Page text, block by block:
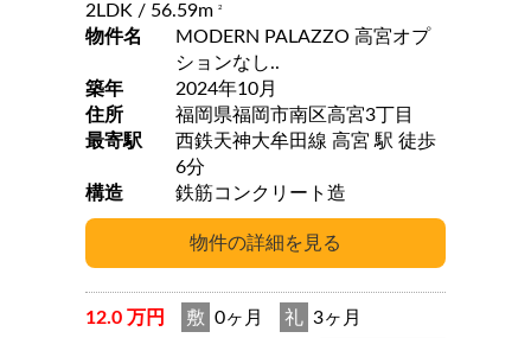
2LDK / 56.59m 2
物件名
MODERN PALAZZO 高宮オプ
ションなし..
築年
2024年10月
住所
福岡県福岡市南区高宮3丁目
最寄駅
西鉄天神大牟田線 高宮 駅 徒歩
6分
構造
鉄筋コンクリート造
12.0 万円 敷 0ヶ月 礼 3ヶ月